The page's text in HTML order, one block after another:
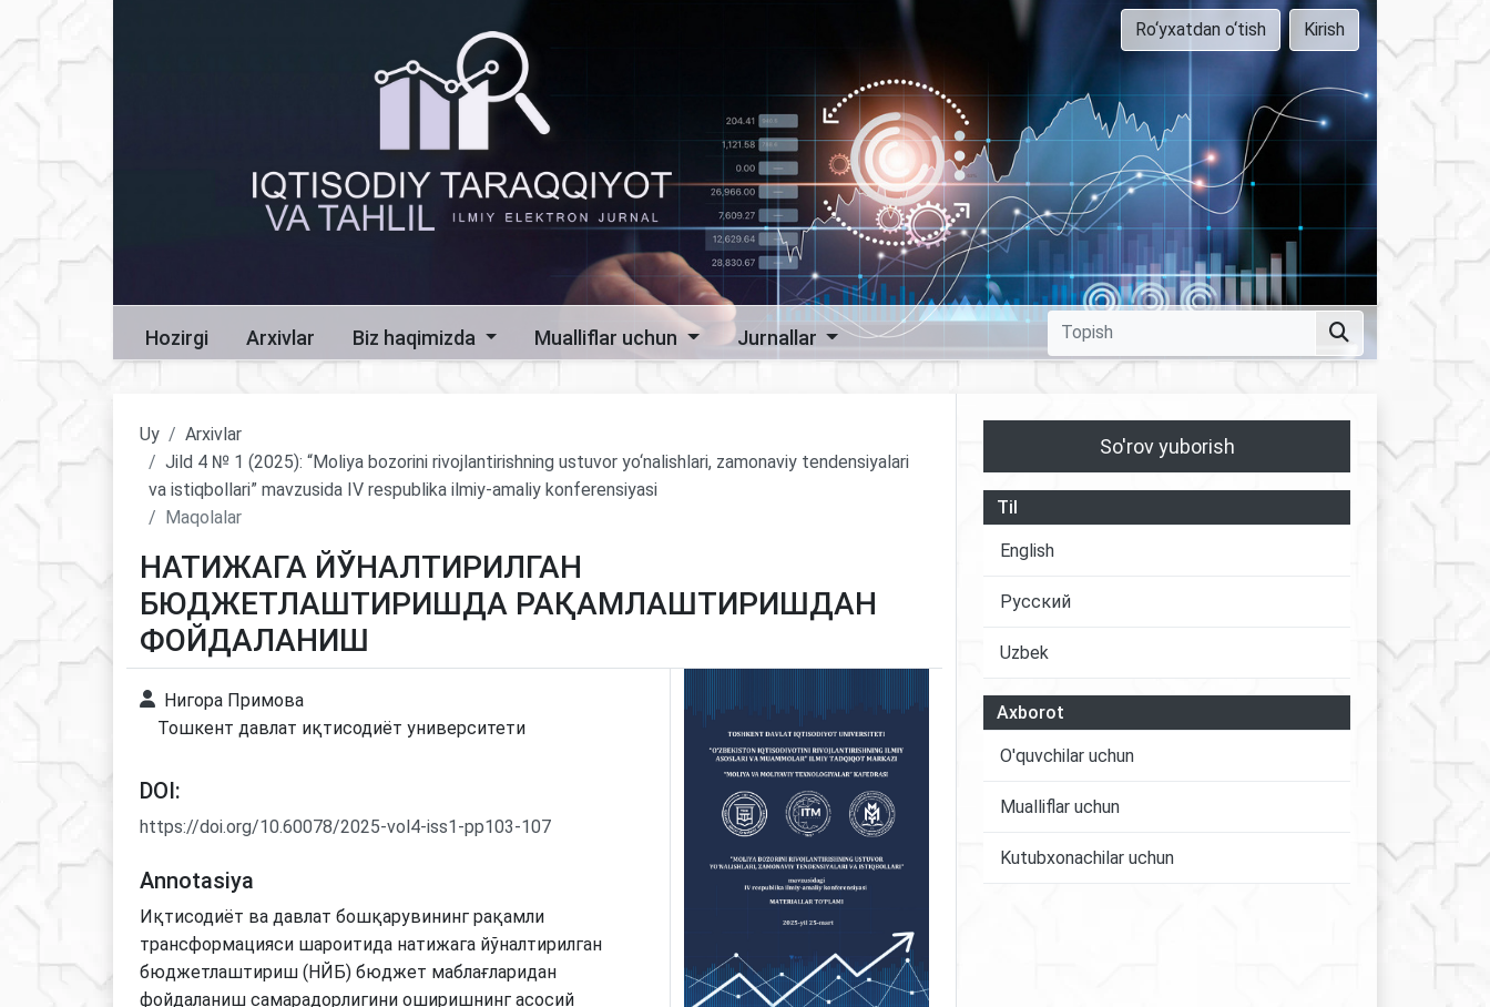
Ro‘yxatdan o‘tish Kirish
Hozirgi Arxivlar Biz haqimizda Mualliflar uchun Jurnallar
Uy
Arxivlar
Jild 4 № 1 (2025): “Moliya bozorini rivojlantirishning ustuvor yo‘nalishlari, zamonaviy tendensiyalari
va istiqbollari” mavzusida IV respublika ilmiy-amaliy konferensiyasi
Maqolalar
НАТИЖАГА ЙЎНАЛТИРИЛГАН
БЮДЖЕТЛАШТИРИШДА РАҚАМЛАШТИРИШДАН
ФОЙДАЛАНИШ
Нигора Примова
Тошкент давлат иқтисодиёт университети
DOI:
https://doi.org/10.60078/2025-vol4-iss1-pp103-107
Annotasiya
Иқтисодиёт ва давлат бошқарувининг рақамли
трансформацияси шароитида натижага йўналтирилган
бюджетлаштириш (НЙБ) бюджет маблағларидан
фойдаланиш самарадорлигини оширишнинг асосий
So'rov yuborish
Til
English
Русский
Uzbek
Axborot
O'quvchilar uchun
Mualliflar uchun
Kutubxonachilar uchun